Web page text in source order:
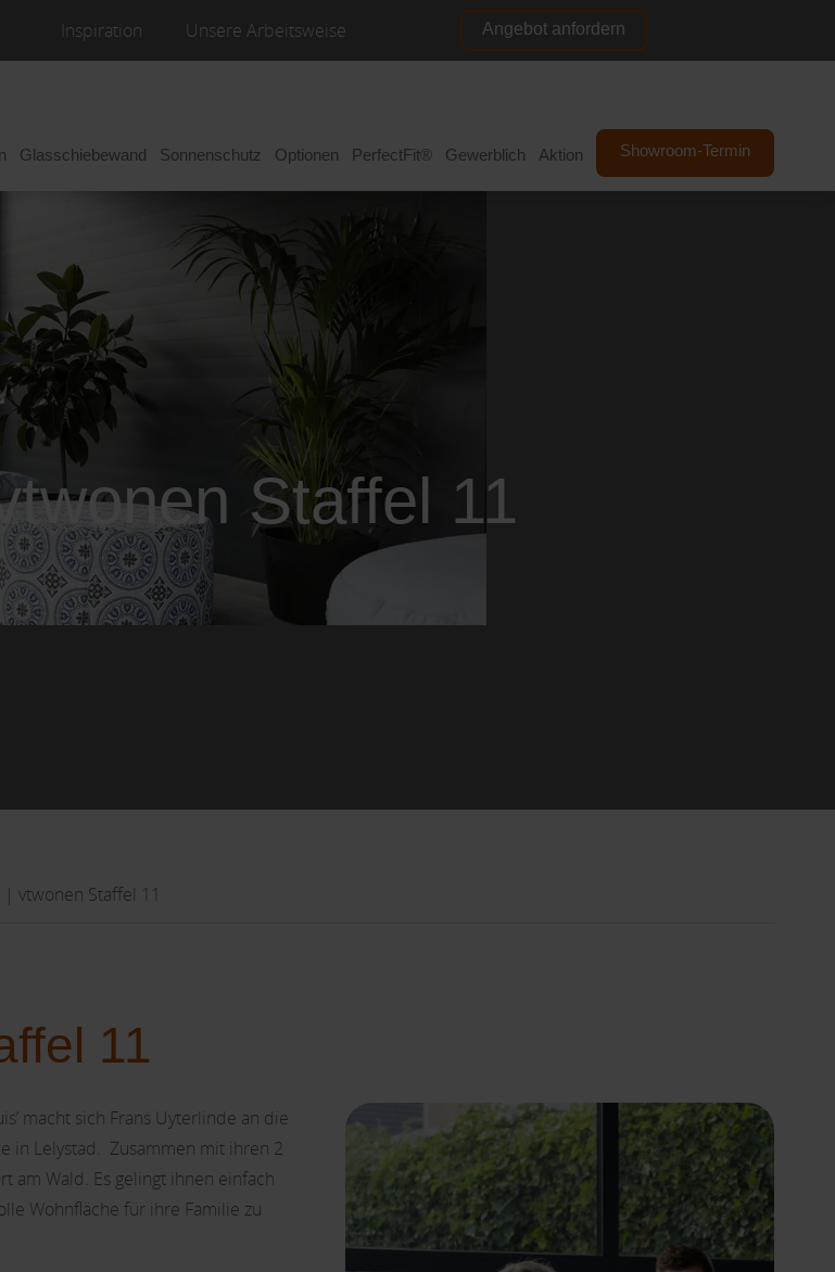
Inspiration Unsere Arbeitsweise Angebot anfordern
Glasschiebewand Sonnenschutz Optionen PerfectFit® Gewerblich Aktion Showroom-Termin
Staffel 11
| vtwonen Staffel 11
11
macht sich Frans Uyterlinde an die
in Lelystad. Zusammen mit ihren 2
am Wald. Es gelingt ihnen einfach
Wohnfläche für ihre Familie zu